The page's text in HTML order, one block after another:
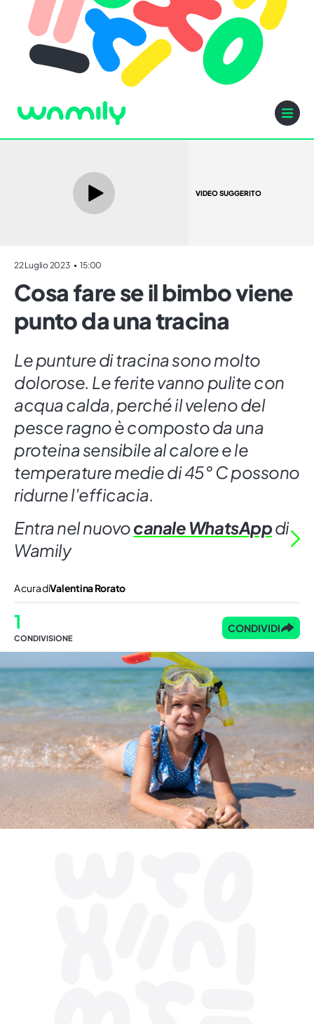
VIDEO SUGGERITO
22 Luglio 2023 15:00
Cosa fare se il bimbo viene
punto da una tracina
Le punture di tracina sono molto
dolorose. Le ferite vanno pulite con
acqua calda, perché il veleno del
pesce ragno è composto da una
proteina sensibile al calore e le
temperature medie di 45° C possono
ridurne l'efficacia.
Entra nel nuovocanale WhatsAppdi
Wamily
A cura diValentina Rorato
1
CONDIVISIONE
CONDIVIDI